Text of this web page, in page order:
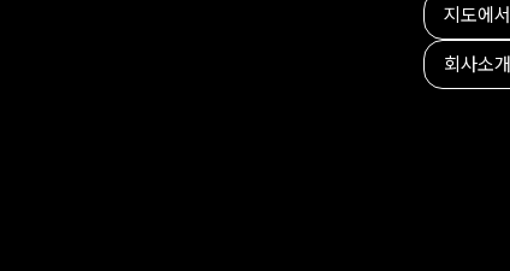
지도에
회사소